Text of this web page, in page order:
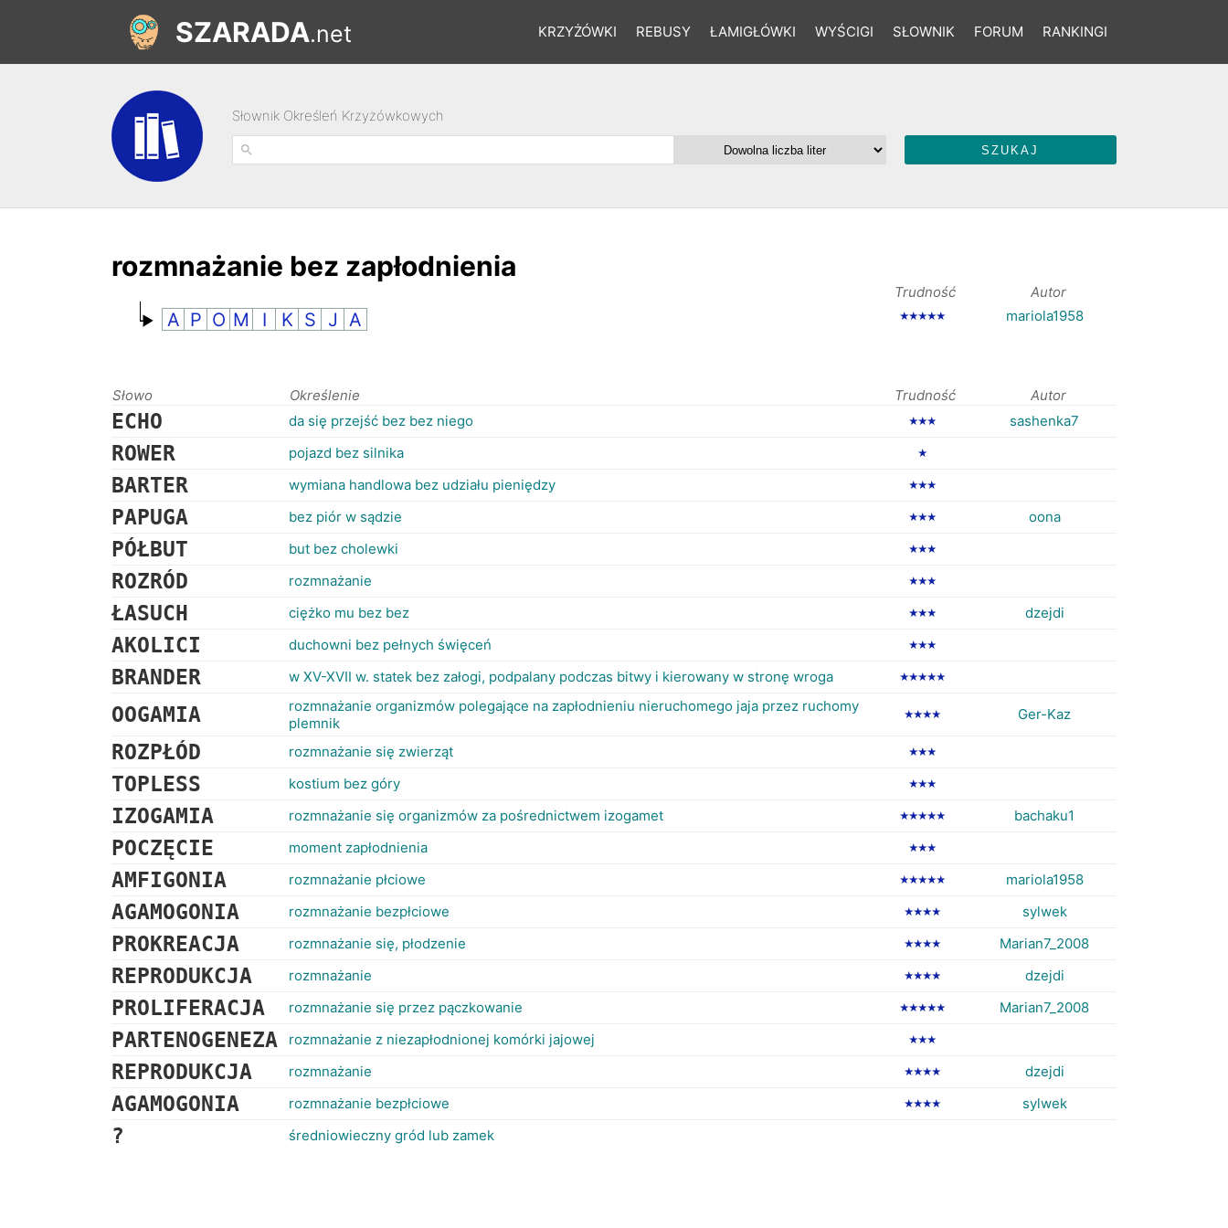
KRZYŻÓWKI REBUSY ŁAMIGŁÓWKI WYŚCIGI SŁOWNIK FORUM RANKINGI
SZARADA.net
Słownik Określeń Krzyżówkowych
rozmnażanie bez zapłodnienia
Trudność Autor
A P O M I K S J A ★★★★★ mariola1958
Słowo Określenie Trudność Autor
ECHO da się przejść bez bez niego ★★★ sashenka7
ROWER pojazd bez silnika ★
BARTER wymiana handlowa bez udziału pieniędzy ★★★
PAPUGA bez piór w sądzie ★★★ oona
PÓŁBUT but bez cholewki ★★★
ROZRÓD rozmnażanie ★★★
ŁASUCH ciężko mu bez bez ★★★ dzejdi
AKOLICI duchowni bez pełnych święceń ★★★
BRANDER w XV-XVII w. statek bez załogi, podpalany podczas bitwy i kierowany w stronę wroga ★★★★★
OOGAMIA
rozmnażanie organizmów polegające na zapłodnieniu nieruchomego jaja przez ruchomy
plemnik
★★★★ Ger-Kaz
ROZPŁÓD rozmnażanie się zwierząt ★★★
TOPLESS kostium bez góry ★★★
IZOGAMIA rozmnażanie się organizmów za pośrednictwem izogamet ★★★★★ bachaku1
POCZĘCIE moment zapłodnienia ★★★
AMFIGONIA rozmnażanie płciowe ★★★★★ mariola1958
AGAMOGONIA rozmnażanie bezpłciowe ★★★★ sylwek
PROKREACJA rozmnażanie się, płodzenie ★★★★ Marian7_2008
REPRODUKCJA rozmnażanie ★★★★ dzejdi
PROLIFERACJA rozmnażanie się przez pączkowanie ★★★★★ Marian7_2008
PARTENOGENEZA rozmnażanie z niezapłodnionej komórki jajowej ★★★
REPRODUKCJA rozmnażanie ★★★★ dzejdi
AGAMOGONIA rozmnażanie bezpłciowe ★★★★ sylwek
? średniowieczny gród lub zamek